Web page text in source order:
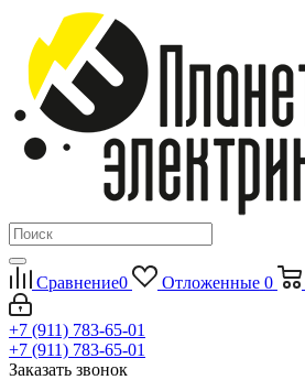
Сравнение0 Отложенные 0
+7 (911) 783-65-01
+7 (911) 783-65-01
Заказать звонок